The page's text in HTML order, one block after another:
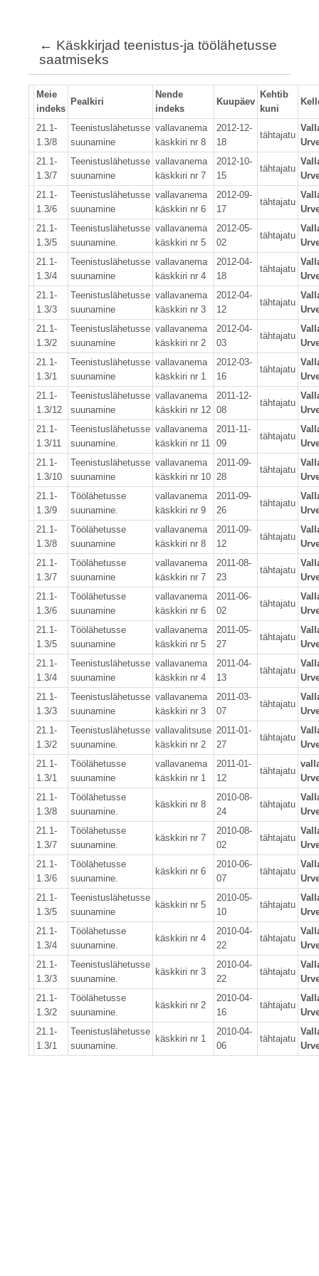
← Käskkirjad teenistus-ja töölähetusse
saatmiseks
Meie
indeks
Pealkiri
Nende
indeks
Kuupäev
Kehtib
kuni
21.1-
1.3/8
Teenistuslähetusse
suunamine
vallavanema
käskkiri nr 8
2012-12-
18
tähtajatu
21.1-
1.3/7
Teenistuslähetusse
suunamine
vallavanema
käskkiri nr 7
2012-10-
15
tähtajatu
21.1-
1.3/6
Teenistuslähetusse
suunamine
vallavanema
käskkiri nr 6
2012-09-
17
tähtajatu
21.1-
1.3/5
Teenistuslähetusse
suunamine.
vallavanema
käskkiri nr 5
2012-05-
02
tähtajatu
21.1-
1.3/4
Teenistuslähetusse
suunamine
vallavanema
käskkiri nr 4
2012-04-
18
tähtajatu
21.1-
1.3/3
Teenistuslähetusse
suunamine
vallavanema
käskkiri nr 3
2012-04-
12
tähtajatu
21.1-
1.3/2
Teenistuslähetusse
suunamine
vallavanema
käskkiri nr 2
2012-04-
03
tähtajatu
21.1-
1.3/1
Teenistuslähetusse
suunamine
vallavanema
käskkiri nr 1
2012-03-
16
tähtajatu
21.1-
1.3/12
Teenistuslähetusse
suunamine
vallavanema
käskkiri nr 12
2011-12-
08
tähtajatu
21.1-
1.3/11
Teenistuslähetusse
suunamine.
vallavanema
käskkiri nr 11
2011-11-
09
tähtajatu
21.1-
1.3/10
Teenistuslähetusse
suunamine
vallavanema
käskkiri nr 10
2011-09-
28
tähtajatu
21.1-
1.3/9
Töölähetusse
suunamine.
vallavanema
käskkiri nr 9
2011-09-
26
tähtajatu
21.1-
1.3/8
Töölähetusse
suunamine
vallavanema
käskkiri nr 8
2011-09-
12
tähtajatu
21.1-
1.3/7
Töölähetusse
suunamine
vallavanema
käskkiri nr 7
2011-08-
23
tähtajatu
21.1-
1.3/6
Töölähetusse
suunamine
vallavanema
käskkiri nr 6
2011-06-
02
tähtajatu
21.1-
1.3/5
Töölähetusse
suunamine
vallavanema
käskkiri nr 5
2011-05-
27
tähtajatu
21.1-
1.3/4
Teenistuslähetusse
suunamine
vallavanema
käskkiri nr 4
2011-04-
13
tähtajatu
21.1-
1.3/3
Teenistuslähetusse
suunamine
vallavanema
käskkiri nr 3
2011-03-
07
tähtajatu
21.1-
1.3/2
Teenistuslähetusse
suunamine.
vallavalitsuse
käskkiri nr 2
2011-01-
27
tähtajatu
21.1-
1.3/1
Töölähetusse
suunamine
vallavanema
käskkiri nr 1
2011-01-
12
tähtajatu
21.1-
1.3/8
Töölähetusse
suunamine.
käskkiri nr 8
2010-08-
24
tähtajatu
21.1-
1.3/7
Töölähetusse
suunamine.
käskkiri nr 7
2010-08-
02
tähtajatu
21.1-
1.3/6
Töölähetusse
suunamine.
käskkiri nr 6
2010-06-
07
tähtajatu
21.1-
1.3/5
Teenistuslähetusse
suunamine
käskkiri nr 5
2010-05-
10
tähtajatu
21.1-
1.3/4
Töölähetusse
suunamine.
käskkiri nr 4
2010-04-
22
tähtajatu
21.1-
1.3/3
Teenistuslähetusse
suunamine.
käskkiri nr 3
2010-04-
22
tähtajatu
21.1-
1.3/2
Töölähetusse
suunamine.
käskkiri nr 2
2010-04-
16
tähtajatu
21.1-
1.3/1
Teenistuslähetusse
suunamine.
käskkiri nr 1
2010-04-
06
tähtajatu